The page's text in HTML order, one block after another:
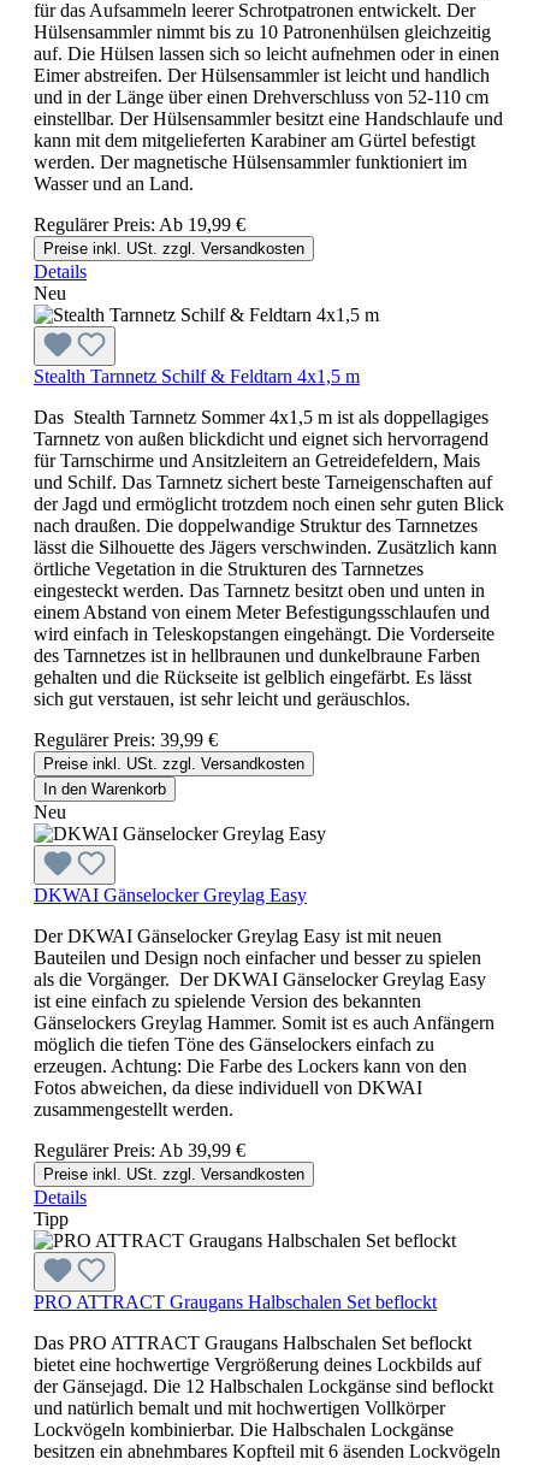
für das Aufsammeln leerer Schrotpatronen entwickelt. Der
Hülsensammler nimmt bis zu 10 Patronenhülsen gleichzeitig
auf. Die Hülsen lassen sich so leicht aufnehmen oder in einen
Eimer abstreifen. Der Hülsensammler ist leicht und handlich
und in der Länge über einen Drehverschluss von 52-110 cm
einstellbar. Der Hülsensammler besitzt eine Handschlaufe und
kann mit dem mitgelieferten Karabiner am Gürtel befestigt
werden. Der magnetische Hülsensammler funktioniert im
Wasser und an Land.
Regulärer Preis: Ab 19,99 €
Preise inkl. USt. zzgl. Versandkosten
Details
Neu
Stealth Tarnnetz Schilf & Feldtarn 4x1,5 m
Das Stealth Tarnnetz Sommer 4x1,5 m ist als doppellagiges
Tarnnetz von außen blickdicht und eignet sich hervorragend
für Tarnschirme und Ansitzleitern an Getreidefeldern, Mais
und Schilf. Das Tarnnetz sichert beste Tarneigenschaften auf
der Jagd und ermöglicht trotzdem noch einen sehr guten Blick
nach draußen. Die doppelwandige Struktur des Tarnnetzes
lässt die Silhouette des Jägers verschwinden. Zusätzlich kann
örtliche Vegetation in die Strukturen des Tarnnetzes
eingesteckt werden. Das Tarnnetz besitzt oben und unten in
einem Abstand von einem Meter Befestigungsschlaufen und
wird einfach in Teleskopstangen eingehängt. Die Vorderseite
des Tarnnetzes ist in hellbraunen und dunkelbraune Farben
gehalten und die Rückseite ist gelblich eingefärbt. Es lässt
sich gut verstauen, ist sehr leicht und geräuschlos.
Regulärer Preis: 39,99 €
Preise inkl. USt. zzgl. Versandkosten
In den Warenkorb
Neu
DKWAI Gänselocker Greylag Easy
Der DKWAI Gänselocker Greylag Easy ist mit neuen
Bauteilen und Design noch einfacher und besser zu spielen
als die Vorgänger. Der DKWAI Gänselocker Greylag Easy
ist eine einfach zu spielende Version des bekannten
Gänselockers Greylag Hammer. Somit ist es auch Anfängern
möglich die tiefen Töne des Gänselockers einfach zu
erzeugen. Achtung: Die Farbe des Lockers kann von den
Fotos abweichen, da diese individuell von DKWAI
zusammengestellt werden.
Regulärer Preis: Ab 39,99 €
Preise inkl. USt. zzgl. Versandkosten
Details
Tipp
PRO ATTRACT Graugans Halbschalen Set beflockt
Das PRO ATTRACT Graugans Halbschalen Set beflockt
bietet eine hochwertige Vergrößerung deines Lockbilds auf
der Gänsejagd. Die 12 Halbschalen Lockgänse sind beflockt
und natürlich bemalt und mit hochwertigen Vollkörper
Lockvögeln kombinierbar. Die Halbschalen Lockgänse
besitzen ein abnehmbares Kopfteil mit 6 äsenden Lockvögeln